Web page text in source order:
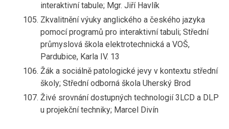
interaktivní tabule; Mgr. Jiří Havlík
Zkvalitnění výuky anglického a českého jazyka
pomocí programů pro interaktivní tabuli; Střední
průmyslová škola elektrotechnická a VOŠ,
Pardubice, Karla IV. 13
Žák a sociálně patologické jevy v kontextu střední
školy; Střední odborná škola Uherský Brod
Živé srovnání dostupných technologií 3LCD a DLP
u projekční techniky; Marcel Divín